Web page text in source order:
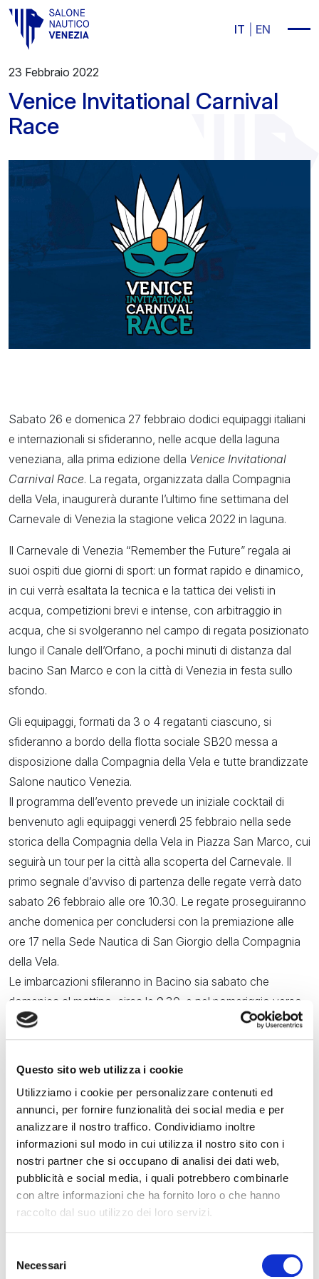
Questo sito web utilizza i cookie
Utilizziamo i cookie per personalizzare contenuti ed
annunci, per fornire funzionalità dei social media e per
analizzare il nostro traffico. Condividiamo inoltre
informazioni sul modo in cui utilizza il nostro sito con i
nostri partner che si occupano di analisi dei dati web,
pubblicità e social media, i quali potrebbero combinarle
con altre informazioni che ha fornito loro o che hanno
raccolto dal suo utilizzo dei loro servizi.
delNecessari
Vai al contenuto principale
IT
EN
23 Febbraio 2022
Venice Invitational Carnival
Race
Sabato 26 e domenica 27 febbraio dodici equipaggi italiani
e internazionali si sfideranno, nelle acque della laguna
veneziana, alla prima edizione della Venice Invitational
Carnival Race. La regata, organizzata dalla Compagnia
della Vela, inaugurerà durante l’ultimo fine settimana del
Carnevale di Venezia la stagione velica 2022 in laguna.
Il Carnevale di Venezia “Remember the Future” regala ai
suoi ospiti due giorni di sport: un format rapido e dinamico,
in cui verrà esaltata la tecnica e la tattica dei velisti in
acqua, competizioni brevi e intense, con arbitraggio in
acqua, che si svolgeranno nel campo di regata posizionato
lungo il Canale dell’Orfano, a pochi minuti di distanza dal
bacino San Marco e con la città di Venezia in festa sullo
sfondo.
Gli equipaggi, formati da 3 o 4 regatanti ciascuno, si
sfideranno a bordo della flotta sociale SB20 messa a
disposizione dalla Compagnia della Vela e tutte brandizzate
Salone nautico Venezia.
Il programma dell’evento prevede un iniziale cocktail di
benvenuto agli equipaggi venerdì 25 febbraio nella sede
storica della Compagnia della Vela in Piazza San Marco, cui
seguirà un tour per la città alla scoperta del Carnevale. Il
primo segnale d’avviso di partenza delle regate verrà dato
sabato 26 febbraio alle ore 10.30. Le regate proseguiranno
anche domenica per concludersi con la premiazione alle
ore 17 nella Sede Nautica di San Giorgio della Compagnia
della Vela.
Le imbarcazioni sfileranno in Bacino sia sabato che
domenica al mattino, circa le 9.30, e nel pomeriggio verso
le 16.30. Gli equipaggi sono stati invitati a gareggiare in
maschera e, con l’occasione, verrà consegnato un premio
Il programma è il seguente:
// PROGRAMMA //
Venerdì 25 febbraio
14:00 // Prova barche